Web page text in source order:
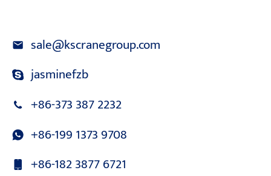
sale@kscranegroup.com
jasminefzb
+86-373 387 2232
+86-199 1373 9708
+86-182 3877 6721